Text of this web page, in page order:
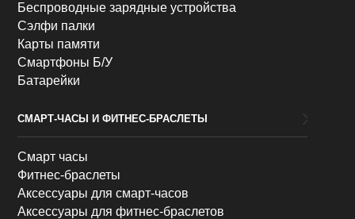
Беспроводные зарядные устройства
Сэлфи палки
Карты памяти
Смартфоны Б/У
Батарейки
СМАРТ-ЧАСЫ И ФИТНЕС-БРАСЛЕТЫ
Смарт часы
Фитнес-браслеты
Аксессуары для смарт-часов
Аксессуары для фитнес-браслетов